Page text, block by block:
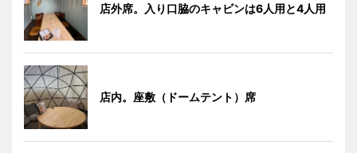
店外席。入り口脇のキャビンは6人用と4人用
店内。座敷（ドームテント）席